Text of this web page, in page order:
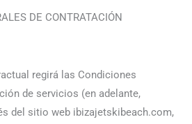
DE CONTRATACIÓN
regirá las Condiciones
de servicios (en adelante,
del sitio web ibizajetskibeach.com,